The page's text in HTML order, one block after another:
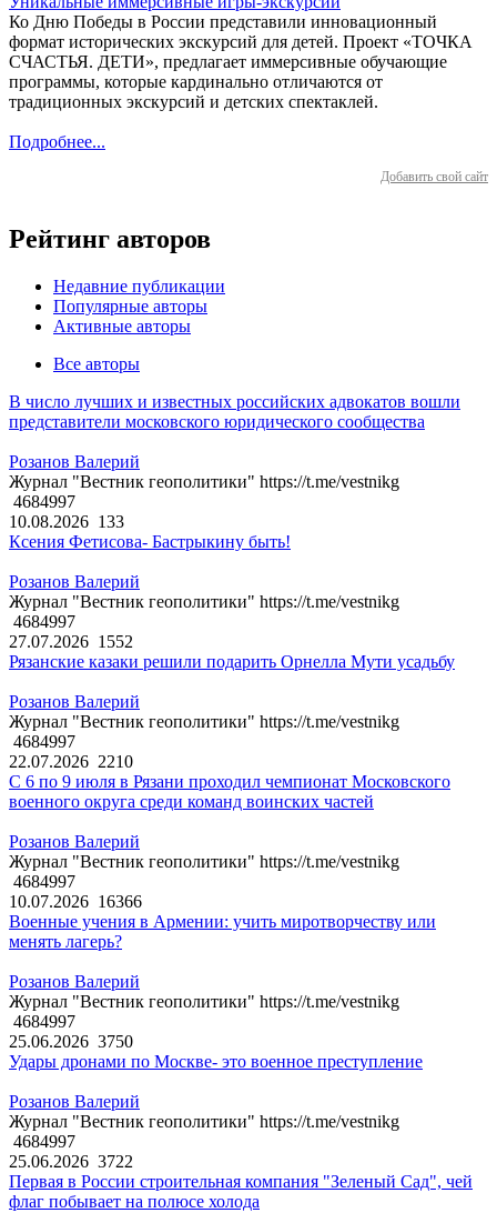
Ко Дню Победы в России представили инновационный
формат исторических экскурсий для детей. Проект «ТОЧКА
СЧАСТЬЯ. ДЕТИ», предлагает иммерсивные обучающие
программы, которые кардинально отличаются от
традиционных экскурсий и детских спектаклей.
Подробнее...
Добавить свой сайт
Рейтинг авторов
Недавние публикации
Популярные авторы
Активные авторы
Все авторы
В число лучших и известных российских адвокатов вошли
представители московского юридического сообщества
Розанов Валерий
Журнал "Вестник геополитики" https://t.me/vestnikg
4684997
10.08.2026 133
Ксения Фетисова- Бастрыкину быть!
Розанов Валерий
Журнал "Вестник геополитики" https://t.me/vestnikg
4684997
27.07.2026 1552
Рязанские казаки решили подарить Орнелла Мути усадьбу
Розанов Валерий
Журнал "Вестник геополитики" https://t.me/vestnikg
4684997
22.07.2026 2210
С 6 по 9 июля в Рязани проходил чемпионат Московского
военного округа среди команд воинских частей
Розанов Валерий
Журнал "Вестник геополитики" https://t.me/vestnikg
4684997
10.07.2026 16366
Военные учения в Армении: учить миротворчеству или
менять лагерь?
Розанов Валерий
Журнал "Вестник геополитики" https://t.me/vestnikg
4684997
25.06.2026 3750
Удары дронами по Москве- это военное преступление
Розанов Валерий
Журнал "Вестник геополитики" https://t.me/vestnikg
4684997
25.06.2026 3722
Первая в России строительная компания "Зеленый Сад", чей
флаг побывает на полюсе холода